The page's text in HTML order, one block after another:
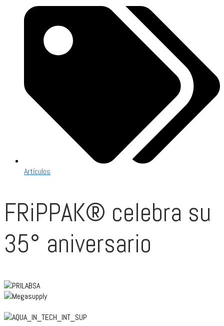
Artículos
FRiPPAK® celebra su
35° aniversario